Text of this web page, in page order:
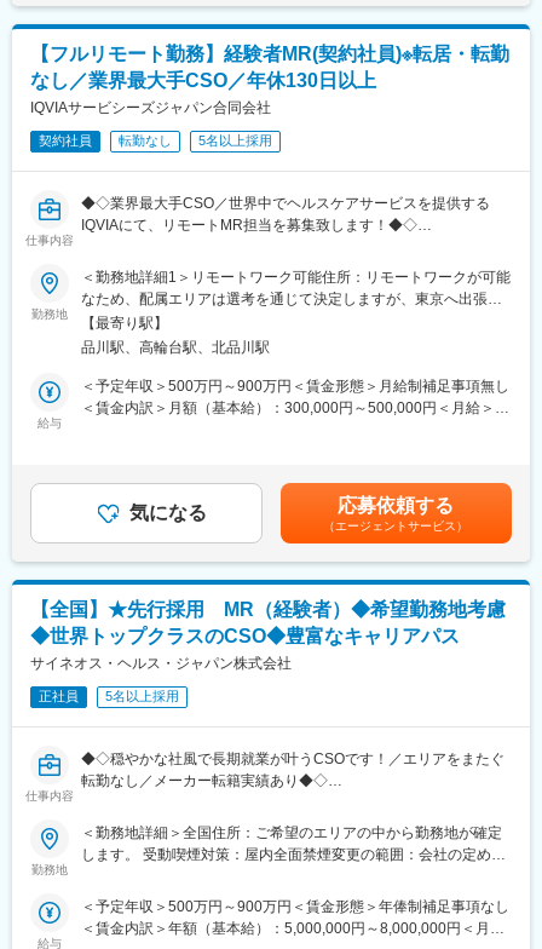
プロジェクト配属後もマネージャーが丁寧に支援します。日々の
仕事の悩みやキャリア相談だけでなく、業務に不安がある際など
もしっかりとケアします。業界でも特に支援が手厚いと評判で
す。
ビュー等が閲覧可能です◇
Gm8rqdqY
ェクトが出るまで保留）となる場合もございますのであらかじめ
ご認識の程よろしくお願いします※
【同社の魅力】
（1）充実したサポート体制
配属後は担当マネージャーが丁寧に支援します。日々の仕事の悩
みや、キャリア形成の相談等、伴走者として活躍をサポートしま
（2）明確な評価制度
自身の成果や頑張りが客観的に評価され、年収に反映されます。
手当もアップします。つまり、やりがいや努力がきちんと報われ
る報酬制度になっています。
（3）柔軟なキャリア
入社後は希望や経験に応じたプロジェクトに配属します。そのプ
ロジェクトが気に入り、メーカーからオファーを受けた場合、メ
ーカーに転籍することも可能です。オファーや延長依頼があった
としても、別のプロジェクトにチャレンジしたい場合は断ること
あります。
ばれる業種です。「新製品が発売されたため営業を増員したい」
「このエリアで営業活動を拡大したい」といったようなメーカー
からのオーダーに対し自社の社員を派遣しています。同社では転
職せずに様々な医薬品・医療機器を経験し、自身に合った営業ス
タイルを探ることが可能です。また、同社では全国転勤ではなく
地方単位内での転勤などエリアの相談が可能です。
変更の範囲：会社の定める業務
【フルリモート勤務】経験者MR(契約社員)※転居・転勤
なし／業界最大手CSO／年休130日以上
IQVIAサービシーズジャパン合同会社
契約社員 転勤なし 5名以上採用
仕事内容
◆◇業界最大手CSO／世界中でヘルスケアサービスを提供する
IQVIAにて、リモートMR担当を募集致します！◆◇
【具体的な業務詳細】
国内トップクラスのプロジェクト受託実績を誇る当社の一員とし
て、医薬品PJなどを中心にリモートMRとしてクライアントビジ
ネス拡大に貢献していただきます。
具体的なプロジェクトは選考の過程でお伝えいたしますので、是
非お気軽にご応募くださいませ！
関与しています
・日本においても業界トップシェアを誇り、常時100以上のPJが
勤務地
＜勤務地詳細1＞リモートワーク可能住所：リモートワークが可能
なため、配属エリアは選考を通じて決定しますが、東京へ出張が
可能な方歓迎です。 受動喫煙対策：屋内全面禁煙＜勤務地詳細2
＞本社住所：東京都港区高輪4-10-18 京急第1ビル勤務地最寄駅：
定める事業所
【最寄り駅】
品川駅、高輪台駅、北品川駅
給与
＜予定年収＞500万円～900万円＜賃金形態＞月給制補足事項無し
＜賃金内訳＞月額（基本給）：300,000円～500,000円＜月給＞
ジェクト稼働手当(35,000円)、外勤日当（1日1,500円／外勤3.5時
間以上）■変動賞与制（6月・12月・3月）※平均実績6ヶ月分■イン
センティブ：3月（対象者）賃金はあくまでも目安の金額であり、
選考を通じて上下する可能性があります。月給(月額)は固定手当を
含めた表記です。
気になる 応募依頼する
（エージェントサービス）
【全国】★先行採用 MR（経験者）◆希望勤務地考慮
◆世界トップクラスのCSO◆豊富なキャリアパス
サイネオス・ヘルス・ジャパン株式会社
正社員 5名以上採用
仕事内容
◆◇穏やかな社風で長期就業が叶うCSOです！／エリアをまたぐ
転勤なし／メーカー転籍実績あり◆◇
■業務内容：
大手製薬会社などを中心としたクライアントのプロジェクトへの
報を収集を行っていただきます。
・新薬のプロモーション
勤務地
＜勤務地詳細＞全国住所：ご希望のエリアの中から勤務地が確定
します。 受動喫煙対策：屋内全面禁煙変更の範囲：会社の定める
給与
＜予定年収＞500万円～900万円＜賃金形態＞年俸制補足事項なし
＜賃金内訳＞年額（基本給）：5,000,000円～8,000,000円＜月額